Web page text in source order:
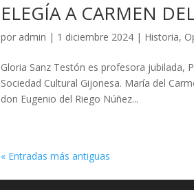
ELEGÍA A CARMEN
por admin | 1 diciembre 2024 | Historia,
Gloria Sanz Testón es profesora jubilada,
Sociedad Cultural Gijonesa. María del
don Eugenio del Riego Núñez...
« Entradas más antiguas